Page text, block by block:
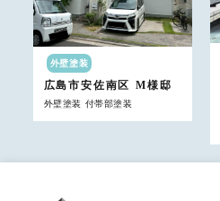
外壁塗装
広島市安佐南区 M様邸
外壁塗装 付帯部塗装